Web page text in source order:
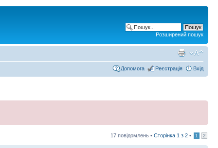
Розширений пошук
Допомога Реєстрація Вхід
17 повідомлень • Сторінка 1 з 2 • 1 2